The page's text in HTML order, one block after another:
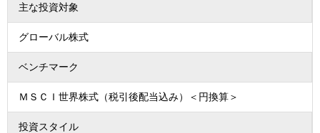
主な投資対象
グローバル株式
ベンチマーク
ＭＳＣＩ世界株式（税引後配当込み）＜円換算＞
投資スタイル